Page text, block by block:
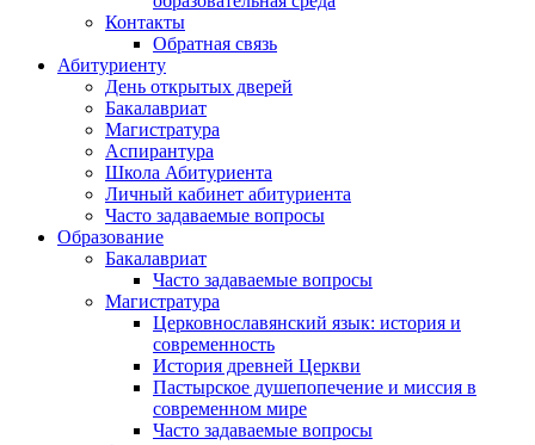
Контакты
Обратная связь
Абитуриенту
День открытых дверей
Бакалавриат
Магистратура
Аспирантура
Школа Абитуриента
Личный кабинет абитуриента
Часто задаваемые вопросы
Образование
Бакалавриат
Часто задаваемые вопросы
Магистратура
Церковнославянский язык: история и
современность
История древней Церкви
Пастырское душепопечение и миссия в
современном мире
Часто задаваемые вопросы